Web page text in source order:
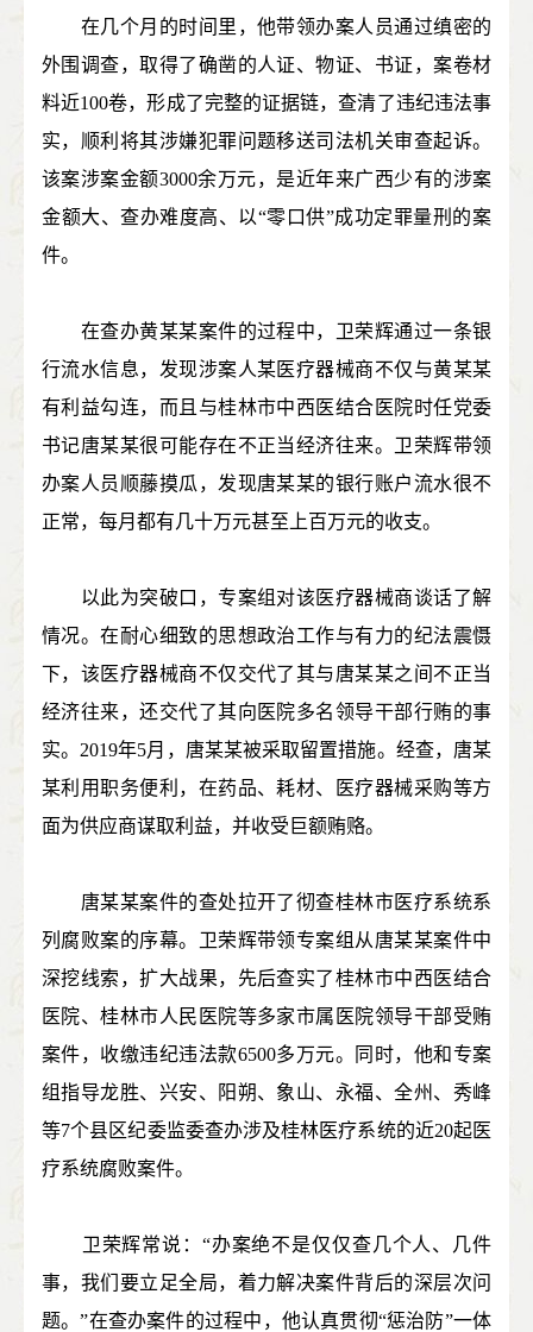
在几个月的时间里，他带领办案人员通过缜密的
外围调查，取得了确凿的人证、物证、书证，案卷材
料近100卷，形成了完整的证据链，查清了违纪违法事
实，顺利将其涉嫌犯罪问题移送司法机关审查起诉。
该案涉案金额3000余万元，是近年来广西少有的涉案
金额大、查办难度高、以“零口供”成功定罪量刑的案
件。
在查办黄某某案件的过程中，卫荣辉通过一条银
行流水信息，发现涉案人某医疗器械商不仅与黄某某
有利益勾连，而且与桂林市中西医结合医院时任党委
书记唐某某很可能存在不正当经济往来。卫荣辉带领
办案人员顺藤摸瓜，发现唐某某的银行账户流水很不
正常，每月都有几十万元甚至上百万元的收支。
以此为突破口，专案组对该医疗器械商谈话了解
情况。在耐心细致的思想政治工作与有力的纪法震慑
下，该医疗器械商不仅交代了其与唐某某之间不正当
经济往来，还交代了其向医院多名领导干部行贿的事
实。2019年5月，唐某某被采取留置措施。经查，唐某
某利用职务便利，在药品、耗材、医疗器械采购等方
面为供应商谋取利益，并收受巨额贿赂。
唐某某案件的查处拉开了彻查桂林市医疗系统系
列腐败案的序幕。卫荣辉带领专案组从唐某某案件中
深挖线索，扩大战果，先后查实了桂林市中西医结合
医院、桂林市人民医院等多家市属医院领导干部受贿
案件，收缴违纪违法款6500多万元。同时，他和专案
组指导龙胜、兴安、阳朔、象山、永福、全州、秀峰
等7个县区纪委监委查办涉及桂林医疗系统的近20起医
疗系统腐败案件。
卫荣辉常说：“办案绝不是仅仅查几个人、几件
事，我们要立足全局，着力解决案件背后的深层次问
题。”在查办案件的过程中，他认真贯彻“惩治防”一体